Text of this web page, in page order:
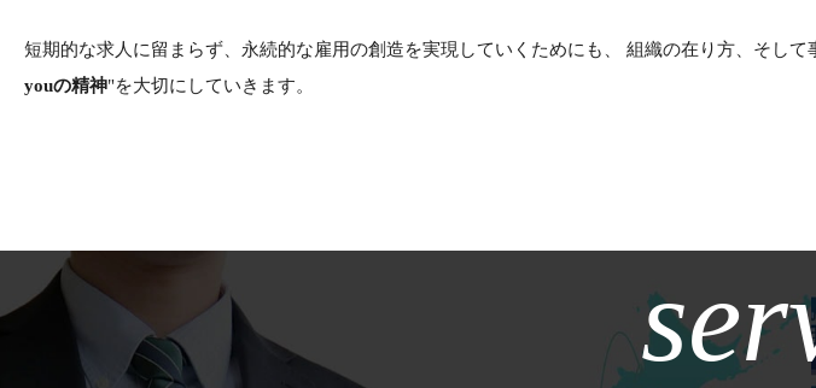
短期的な求人に留まらず、永続的な雇用の創造を実現していくためにも、 組織の在り方、そして
youの精神"を大切にしていきます。